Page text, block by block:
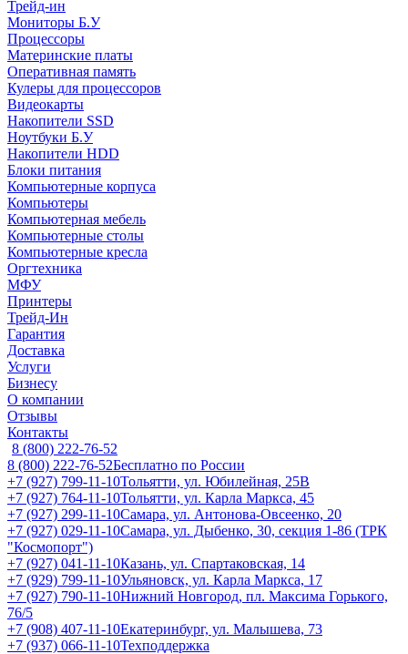
Трейд-ин
Мониторы Б.У
Процессоры
Материнские платы
Оперативная память
Кулеры для процессоров
Видеокарты
Накопители SSD
Ноутбуки Б.У
Накопители HDD
Блоки питания
Компьютерные корпуса
Компьютеры
Компьютерная мебель
Компьютерные столы
Компьютерные кресла
Оргтехника
МФУ
Принтеры
Трейд-Ин
Гарантия
Доставка
Услуги
Бизнесу
О компании
Отзывы
Контакты
8 (800) 222-76-52
8 (800) 222-76-52Бесплатно по России
+7 (927) 799-11-10Тольятти, ул. Юбилейная, 25В
+7 (927) 764-11-10Тольятти, ул. Карла Маркса, 45
+7 (927) 299-11-10Самара, ул. Антонова-Овсеенко, 20
+7 (927) 029-11-10Самара, ул. Дыбенко, 30, секция 1-86 (ТРК
"Космопорт")
+7 (927) 041-11-10Казань, ул. Спартаковская, 14
+7 (929) 799-11-10Ульяновск, ул. Карла Маркса, 17
+7 (927) 790-11-10Нижний Новгород, пл. Максима Горького,
76/5
+7 (908) 407-11-10Екатеринбург, ул. Малышева, 73
+7 (937) 066-11-10Техподдержка